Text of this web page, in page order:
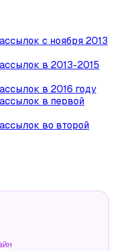
с ноября 2013
в 2013-2015
в 2016 году
в первой
во второй